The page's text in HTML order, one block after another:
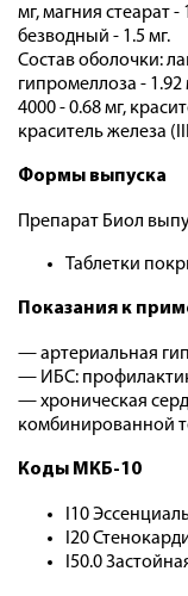
мг, магния стеарат
безводный - 1.5 мг.
Состав оболочки:
гипромеллоза - 1.92
4000 - 0.68 мг,
краситель железа
Формы выпуска
Препарат Биол
Таблетки
Показания к
— артериальная
— ИБС:
— хроническая
комбинированной
Коды МКБ-10
I10
I20
I50.0